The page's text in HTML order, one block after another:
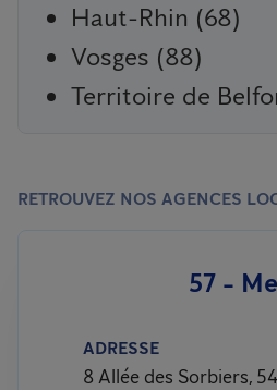
Haut-Rhin (68)
Vosges (88)
Territoire de
RETROUVEZ NOS AGENCES
57 -
ADRESSE
8 Allée des Sorbiers,